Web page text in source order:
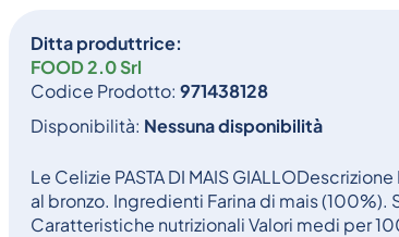
Ditta produttrice:
FOOD 2.0 Srl
Codice Prodotto: 971438128
Disponibilità: Nessuna disponibilità
Le Celizie PASTA DI MAIS
al bronzo. Ingredienti Farina di mais (100%).
Caratteristiche nutrizionali Valori medi per